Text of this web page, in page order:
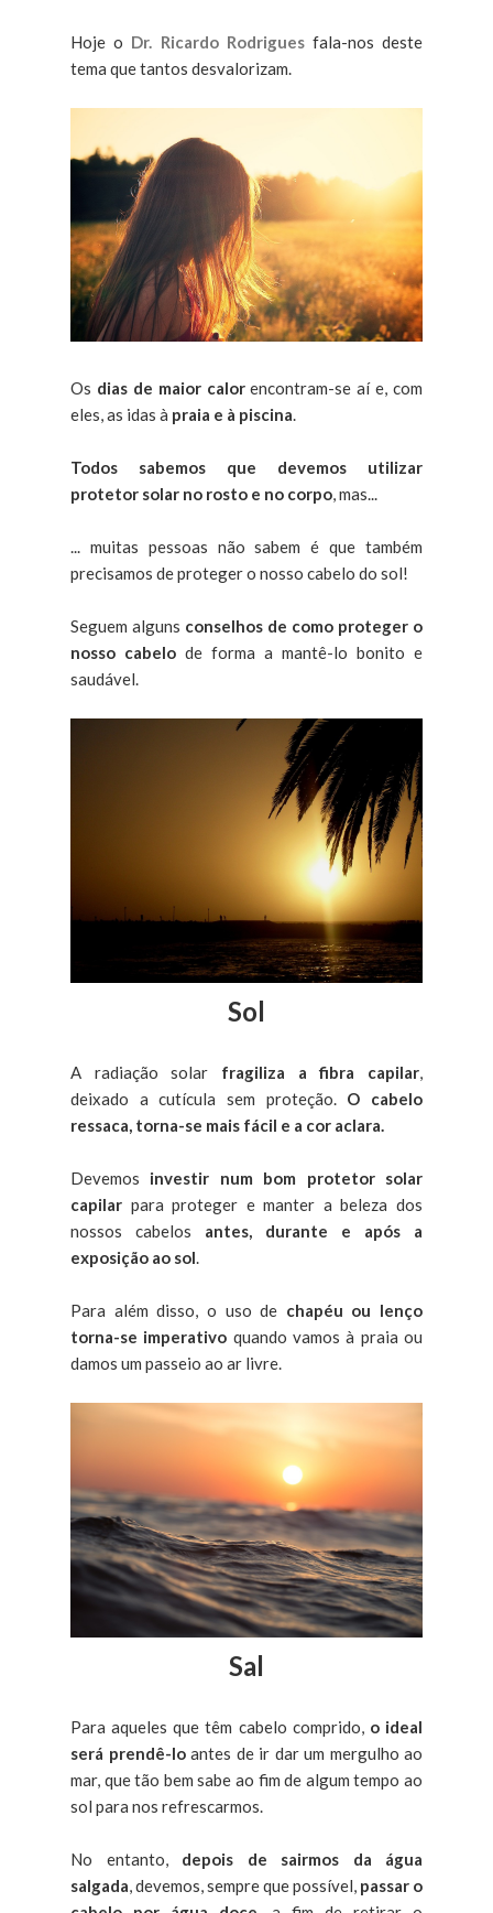
Hoje o Dr. Ricardo Rodriguesfala-nos deste
tema que tantos desvalorizam.
Os dias de maior calorencontram-se aí e, com
eles, as idas à praia e à piscina.
Todos sabemos que devemos utilizar
protetor solar no rosto e no corpo, mas...
... muitas pessoas não sabem é que também
precisamos de proteger o nosso cabelo do sol!
Seguem alguns conselhos de como proteger o
nosso cabelo de forma a mantê-lo bonito e
saudável.
Sol
A radiação solar fragiliza a fibra capilar,
deixado a cutícula sem proteção. O cabelo
ressaca, torna-se mais fácil e a cor aclara.
Devemos investir num bom protetor solar
capilar para proteger e manter a beleza dos
nossos cabelos antes, durante e após a
exposição ao sol.
Para além disso, o uso de chapéu ou lenço
torna-se imperativo quando vamos à praia ou
damos um passeio ao ar livre.
Sal
Para aqueles que têm cabelo comprido, o ideal
será prendê-loantes de ir dar um mergulho ao
mar, que tão bem sabe ao fim de algum tempo ao
sol para nos refrescarmos.
No entanto, depois de sairmos da água
salgada, devemos, sempre que possível, passar o